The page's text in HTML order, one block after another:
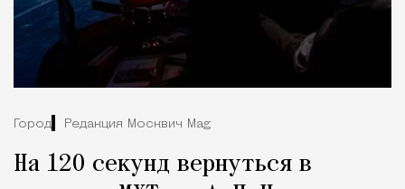
Город Редакция Москвич Mag
На 120 секунд вернуться в